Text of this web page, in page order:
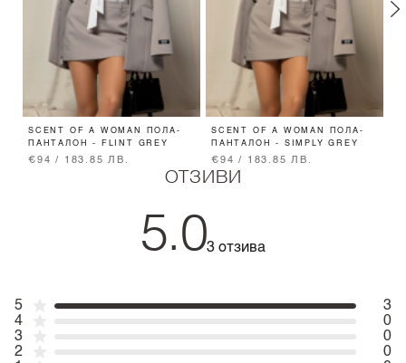
SCENT OF A WOMAN ПОЛА-
ПАНТАЛОН - FLINT GREY
€94 / 183.85 ЛВ.
SCENT OF A WOMAN ПОЛА-
ПАНТАЛОН - SIMPLY GREY
€94 / 183.85 ЛВ.
ОТЗИВИ
5.03 отзива
5
3
4
0
3
0
2
0